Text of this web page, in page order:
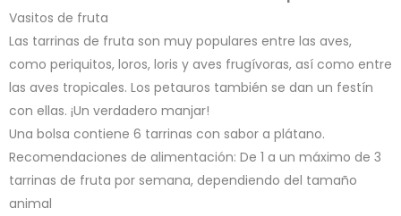
Vasitos de fruta
Las tarrinas de fruta son muy populares entre las aves,
como periquitos, loros, loris y aves frugívoras, así como entre
las aves tropicales. Los petauros también se dan un festín
con ellas. ¡Un verdadero manjar!
Una bolsa contiene 6 tarrinas con sabor a plátano.
Recomendaciones de alimentación: De 1 a un máximo de 3
tarrinas de fruta por semana, dependiendo del tamaño
animal